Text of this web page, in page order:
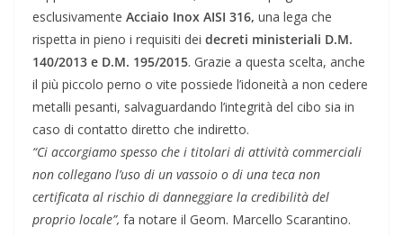
esclusivamente Acciaio Inox AISI 316, una lega che
rispetta in pieno i requisiti dei decreti ministeriali D.M.
140/2013 e D.M. 195/2015. Grazie a questa scelta, anche
il più piccolo perno o vite possiede l’idoneità a non cedere
metalli pesanti, salvaguardando l’integrità del cibo sia in
caso di contatto diretto che indiretto.
“Ci accorgiamo spesso che i titolari di attività commerciali
non collegano l’uso di un vassoio o di una teca non
certificata al rischio di danneggiare la credibilità del
proprio locale”, fa notare il Geom. Marcello Scarantino.